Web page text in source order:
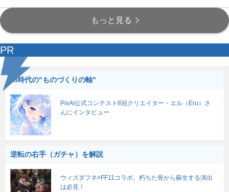
もっと見る
PR
AI時代の"ものづくりの軸"
PixAI公式コンテスト8冠クリエイター・エル（Eru）さ
んにインタビュー
逆転の右手（ガチャ）を解説
ウィズダフネ×FF11コラボ。朽ちた骨から蘇生する演出
は必見！